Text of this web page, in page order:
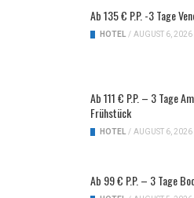
Ab 135 € P.P. -3 Tage
HOTEL / AUGUST 6, 2026
Ab 111 € P.P. – 3 Tage
Frühstück
HOTEL / AUGUST 6, 2026
Ab 99 € P.P. – 3 Tage